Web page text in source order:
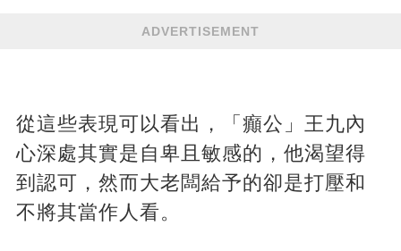
ADVERTISEMENT
從這些表現可以看出，「癲公」王九內
心深處其實是自卑且敏感的，他渴望得
到認可，然而大老闆給予的卻是打壓和
不將其當作人看。